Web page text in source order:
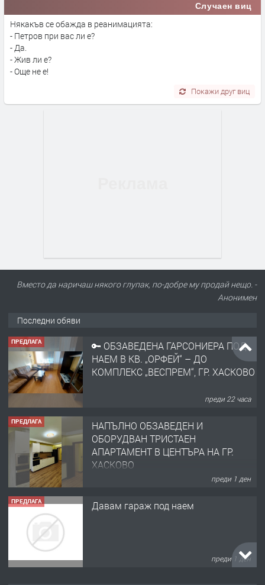
Случаен виц
Някакъв се обажда в реанимацията:
- Петров при вас ли е?
- Да.
- Жив ли е?
- Още не е!
Покажи друг виц
Вместо да наричаш някого глупак, по-добре му продай нещо. -
Анонимен
Последни обяви
ПРЕДЛАГА
🔑 ОБЗАВЕДЕНА ГАРСОНИЕРА ПОД
НАЕМ В КВ. „ОРФЕЙ“ – ДО
КОМПЛЕКС „ВЕСПРЕМ“, ГР. ХАСКОВО
преди 22 часа
ПРЕДЛАГА
НАПЪЛНО ОБЗАВЕДЕН И
ОБОРУДВАН ТРИСТАЕН
АПАРТАМЕНТ В ЦЕНТЪРА НА ГР.
ХАСКОВО
преди 1 ден
ПРЕДЛАГА Давам гараж под наем
преди 1 ден